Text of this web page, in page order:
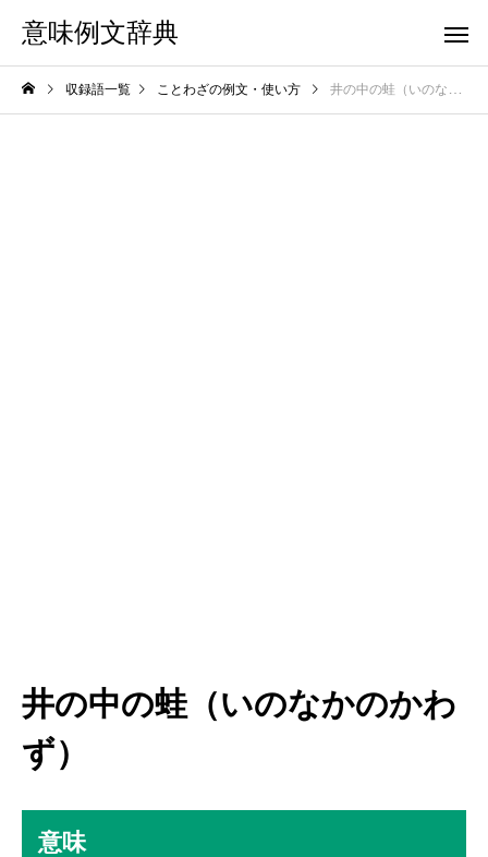
意味例文辞典
収録語一覧 ことわざの例文・使い方 井の中の蛙（いのなかのかわず）
井の中の蛙（いのなかのかわ
ず）
意味